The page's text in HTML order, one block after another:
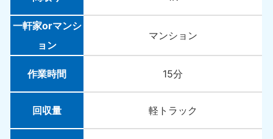
一軒家orマンシ
ョン
マンション
作業時間 15分
回収量 軽トラック
島根県
050-1881-5145
9:00〜19:00 年中無休
香川県
050-1880-9899
徳島県
050-1880-9898